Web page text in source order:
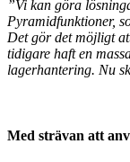
”Vi kan göra
Pyramidfunktioner,
Det gör det möjligt
tidigare haft en
lagerhantering. Nu
Med strävan att